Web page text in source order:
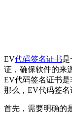
EV代码签名证书是
证，确保软件的来
EV代码签名证书
那么，EV代码签
首先，需要明确的